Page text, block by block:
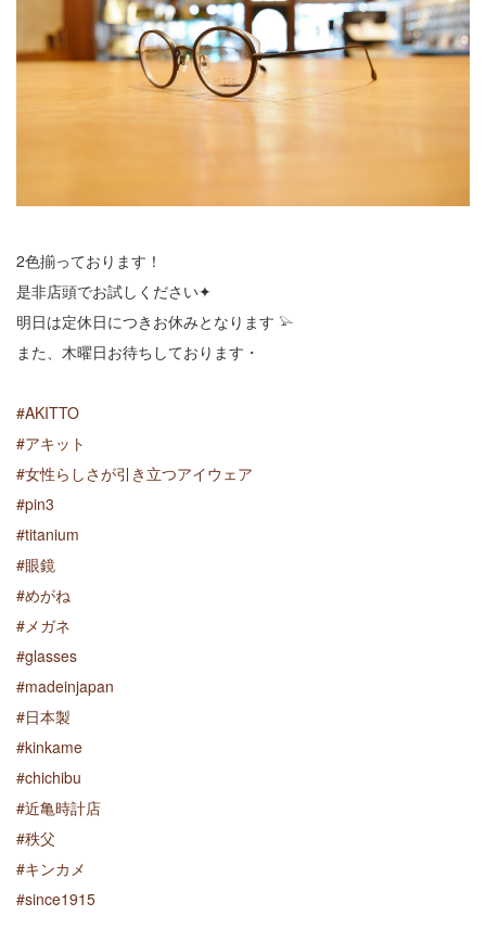
2色揃っております！
是非店頭でお試しください✦
明日は定休日につきお休みとなります 𓅫
また、木曜日お待ちしております・
#AKITTO
#アキット
#女性らしさが引き立つアイウェア
#pin3
#titanium
#眼鏡
#めがね
# メガネ
#glasses
#madeinjapan
#日本製
#kinkame
#chichibu
#近亀時計店
#秩父
#キンカメ
#since1915